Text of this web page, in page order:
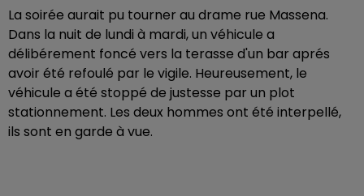
La soirée aurait pu tourner au drame rue Massena.
Dans la nuit de lundi à mardi, un véhicule a
délibérement foncé vers la terasse d'un bar aprés
avoir été refoulé par le vigile. Heureusement, le
véhicule a été stoppé de justesse par un plot
stationnement. Les deux hommes ont été interpellé,
ils sont en garde à vue.